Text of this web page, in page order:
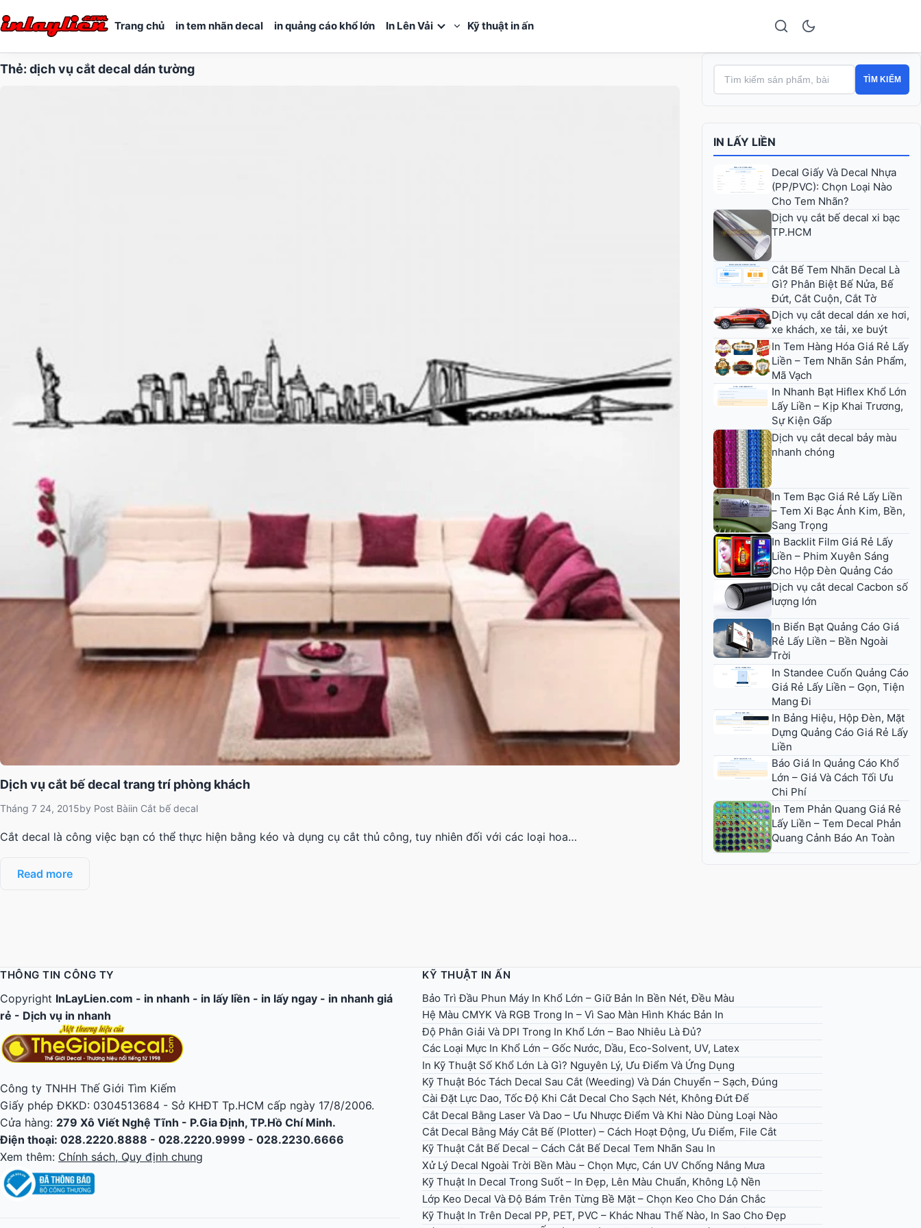
Trang chủ in tem nhãn decal in quảng cáo khổ lớn In Lên Vải Kỹ thuật in ấn
Thẻ: dịch vụ cắt decal dán tường
Dịch vụ cắt bế decal trang trí phòng khách
Tháng 7 24, 2015by Post Bàiin Cắt bế decal
Cắt decal là công việc bạn có thể thực hiện bằng kéo và dụng cụ cắt thủ công, tuy nhiên đối với các loại hoa…
Read more
TÌM KIẾM
IN LẤY LIỀN
Decal Giấy Và Decal Nhựa
(PP/PVC): Chọn Loại Nào
Cho Tem Nhãn?
Dịch vụ cắt bế decal xi bạc
TP.HCM
Cắt Bế Tem Nhãn Decal Là
Gì? Phân Biệt Bế Nửa, Bế
Đứt, Cắt Cuộn, Cắt Tờ
Dịch vụ cắt decal dán xe hơi,
xe khách, xe tải, xe buýt
In Tem Hàng Hóa Giá Rẻ Lấy
Liền – Tem Nhãn Sản Phẩm,
Mã Vạch
In Nhanh Bạt Hiflex Khổ Lớn
Lấy Liền – Kịp Khai Trương,
Sự Kiện Gấp
Dịch vụ cắt decal bảy màu
nhanh chóng
In Tem Bạc Giá Rẻ Lấy Liền
– Tem Xi Bạc Ánh Kim, Bền,
Sang Trọng
In Backlit Film Giá Rẻ Lấy
Liền – Phim Xuyên Sáng
Cho Hộp Đèn Quảng Cáo
Dịch vụ cắt decal Cacbon số
lượng lớn
In Biển Bạt Quảng Cáo Giá
Rẻ Lấy Liền – Bền Ngoài
Trời
In Standee Cuốn Quảng Cáo
Giá Rẻ Lấy Liền – Gọn, Tiện
Mang Đi
In Bảng Hiệu, Hộp Đèn, Mặt
Dựng Quảng Cáo Giá Rẻ Lấy
Liền
Báo Giá In Quảng Cáo Khổ
Lớn – Giá Và Cách Tối Ưu
Chi Phí
In Tem Phản Quang Giá Rẻ
Lấy Liền – Tem Decal Phản
Quang Cảnh Báo An Toàn
THÔNG TIN CÔNG TY
Copyright InLayLien.com - in nhanh - in lấy liền - in lấy ngay - in nhanh giá
rẻ - Dịch vụ in nhanh
Công ty TNHH Thế Giới Tìm Kiếm
Giấy phép ĐKKD: 0304513684 - Sở KHĐT Tp.HCM cấp ngày 17/8/2006.
Cửa hàng: 279 Xô Viết Nghệ Tĩnh - P.Gia Định, TP.Hồ Chí Minh.
Điện thoại: 028.2220.8888 - 028.2220.9999 - 028.2230.6666
Xem thêm: Chính sách, Quy định chung
KỸ THUẬT IN ẤN
Bảo Trì Đầu Phun Máy In Khổ Lớn – Giữ Bản In Bền Nét, Đều Màu
Hệ Màu CMYK Và RGB Trong In – Vì Sao Màn Hình Khác Bản In
Độ Phân Giải Và DPI Trong In Khổ Lớn – Bao Nhiêu Là Đủ?
Các Loại Mực In Khổ Lớn – Gốc Nước, Dầu, Eco-Solvent, UV, Latex
In Kỹ Thuật Số Khổ Lớn Là Gì? Nguyên Lý, Ưu Điểm Và Ứng Dụng
Kỹ Thuật Bóc Tách Decal Sau Cắt (Weeding) Và Dán Chuyển – Sạch, Đúng
Cài Đặt Lực Dao, Tốc Độ Khi Cắt Decal Cho Sạch Nét, Không Đứt Đế
Cắt Decal Bằng Laser Và Dao – Ưu Nhược Điểm Và Khi Nào Dùng Loại Nào
Cắt Decal Bằng Máy Cắt Bế (Plotter) – Cách Hoạt Động, Ưu Điểm, File Cắt
Kỹ Thuật Cắt Bế Decal – Cách Cắt Bế Decal Tem Nhãn Sau In
Xử Lý Decal Ngoài Trời Bền Màu – Chọn Mực, Cán UV Chống Nắng Mưa
Kỹ Thuật In Decal Trong Suốt – In Đẹp, Lên Màu Chuẩn, Không Lộ Nền
Lớp Keo Decal Và Độ Bám Trên Từng Bề Mặt – Chọn Keo Cho Dán Chắc
Kỹ Thuật In Trên Decal PP, PET, PVC – Khác Nhau Thế Nào, In Sao Cho Đẹp